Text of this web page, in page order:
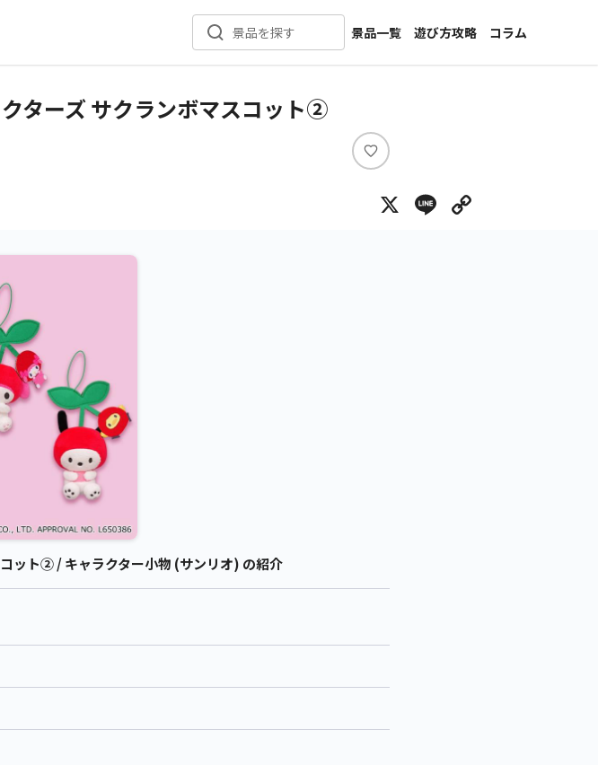
景品を探す
景品一覧
新着景品
メーカー一覧
遊び方攻略
コラム
インタビュー
ターズ サクランボマスコット②
い
ね
X Line
ット② / キャラクター小物 (サンリオ) の紹介